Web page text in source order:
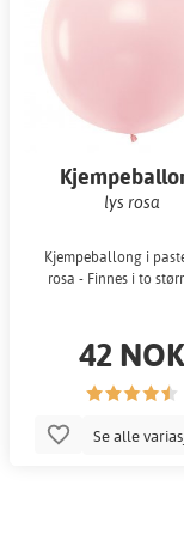
ensfarget
lys rosa
Kjempeballong i
rosa - Finnes i to
42 NOK
Se alle